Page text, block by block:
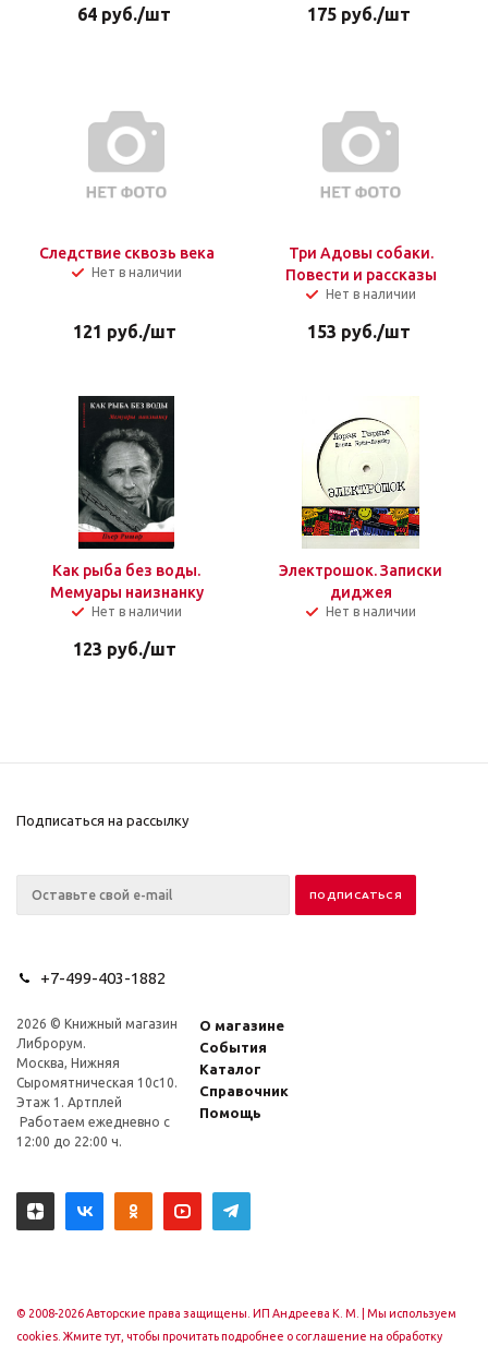
64 руб./шт 175руб./шт
Следствие сквозь века
Нет в наличии
121 руб./шт
Три Адовы собаки.
Повести и рассказы
Нет в наличии
153 руб./шт
Как рыба без воды.
Мемуары наизнанку
Нет в наличии
123 руб./шт
Электрошок. Записки
диджея
Нет в наличии
Подписаться на рассылку
+7-499-403-1882
2026 © Книжный магазин
Либрорум.
Москва, Нижняя
Сыромятническая 10с10.
Этаж 1. Артплей
Работаем ежедневно с
12:00 до 22:00 ч.
О магазине
События
Каталог
Справочник
Помощь
© 2008-2026 Авторские права защищены. ИП Андреева К. М. | Мы используем
cookies. Жмите тут, чтобы прочитать подробнее о соглашение на обработку